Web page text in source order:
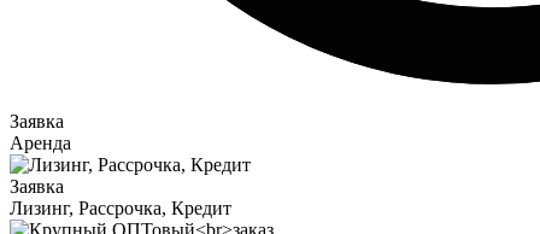
Заявка
Аренда
Заявка
Лизинг, Рассрочка, Кредит